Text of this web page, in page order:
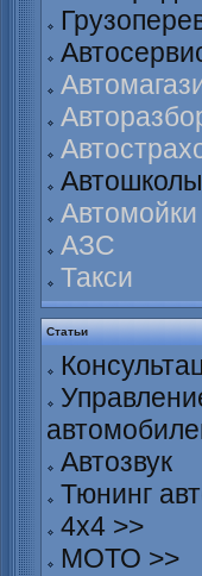
Автошколы
Автомойки
АЗС
Такси
Статьи
Автозвук
Тюнинг
4х4 >>
МОТО >>